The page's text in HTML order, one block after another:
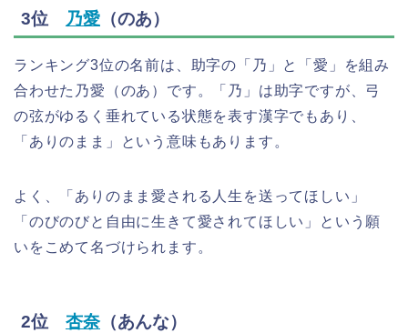
3位 乃愛 （のあ）
ランキング3位の名前は、助字の「乃」と「愛」を組み
合わせた乃愛（のあ）です。「乃」は助字ですが、弓
の弦がゆるく垂れている状態を表す漢字でもあり、
「ありのまま」という意味もあります。
よく、「ありのまま愛される人生を送ってほしい」
「のびのびと自由に生きて愛されてほしい」という願
いをこめて名づけられます。
2位 杏奈（あんな）